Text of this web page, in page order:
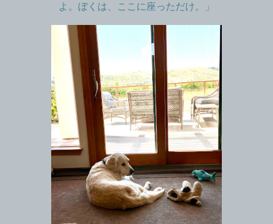
よ。ぼくは、ここに座っただけ。」